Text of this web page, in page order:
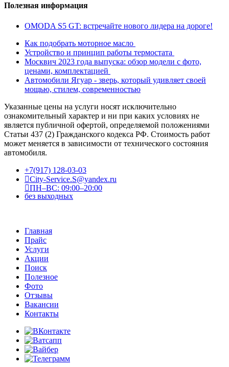
Полезная информация
OMODA S5 GT: встречайте нового лидера на дороге!
Как подобрать моторное масло
Устройство и принцип работы термостата
Москвич 2023 года выпуска: обзор модели с фото,
ценами, комплектацией
Автомобили Ягуар - зверь, который удивляет своей
мощью, стилем, современностью
Указанные цены на услуги носят исключительно
ознакомительный характер и ни при каких условиях не
является публичной офертой, определяемой положениями
Статьи 437 (2) Гражданского кодекса РФ. Стоимость работ
может меняется в зависимости от технического состояния
автомобиля.
+7(917) 128-03-03
City-Service.S@yandex.ru
ПН–ВС: 09:00–20:00
без выходных
Главная
Прайс
Услуги
Акции
Поиск
Полезное
Фото
Отзывы
Вакансии
Контакты